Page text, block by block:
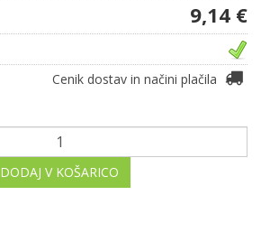
9,14 €
Cenik dostav in načini plačila
DODAJ V KOŠARICO